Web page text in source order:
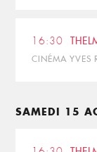
16:30
CINÉMA YVES
SAMEDI 15